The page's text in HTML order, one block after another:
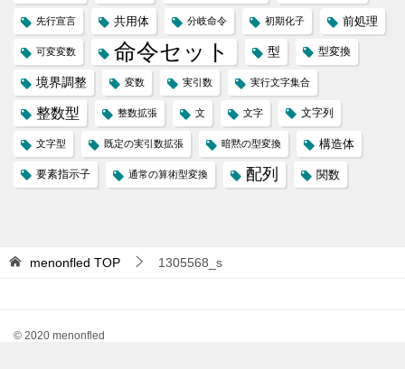
先行宣言 共用体 分岐命令 初期化子 前処理
可変変数 命令セット 型 型変換
境界調整 変数 実引数 実行文字集合
整数型 整数拡張 文 文字 文字列
文字型 既定の実引数拡張 暗黙の型変換 構造体
要素指示子 通常の算術型変換 配列 関数
menonfled TOP 1305568_s
© 2020 menonfled